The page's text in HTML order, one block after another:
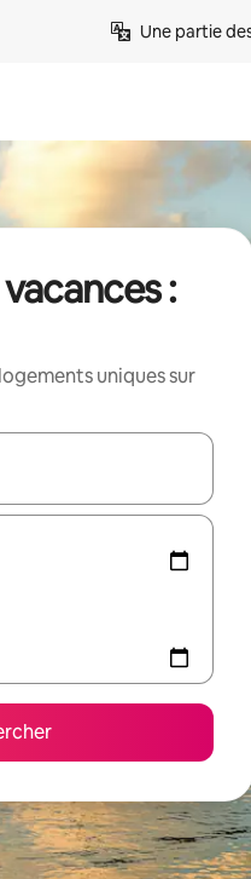
Une partie
:
uniques sur
parcourez-les en